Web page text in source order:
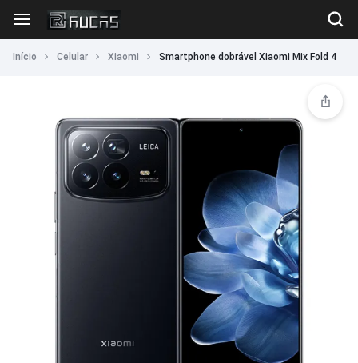
Início Celular Xiaomi Smartphone dobrável Xiaomi Mix Fold 4